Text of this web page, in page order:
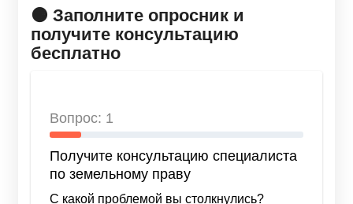
🟠 Заполните опросник и
получите консультацию
бесплатно